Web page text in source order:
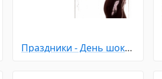
Праздники - День шоколада